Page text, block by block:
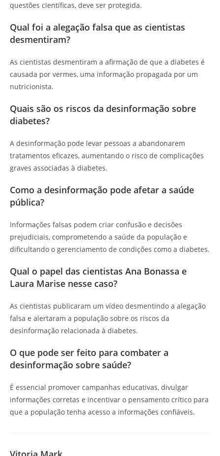
questões científicas, deve ser protegida.
Qual foi a alegação falsa que as cientistas
desmentiram?
As cientistas desmentiram a afirmação de que a diabetes é
causada por vermes, uma informação propagada por um
nutricionista.
Quais são os riscos da desinformação sobre
diabetes?
A desinformação pode levar pessoas a abandonarem
tratamentos eficazes, aumentando o risco de complicações
graves associadas à diabetes.
Como a desinformação pode afetar a saúde
pública?
Informações falsas podem criar confusão e decisões
prejudiciais, comprometendo a saúde da população e
dificultando o gerenciamento de condições como a diabetes.
Qual o papel das cientistas Ana Bonassa e
Laura Marise nesse caso?
As cientistas publicaram um vídeo desmentindo a alegação
falsa e alertaram a população sobre os riscos da
desinformação relacionada à diabetes.
O que pode ser feito para combater a
desinformação sobre saúde?
É essencial promover campanhas educativas, divulgar
informações corretas e incentivar o pensamento crítico para
que a população tenha acesso a informações confiáveis.